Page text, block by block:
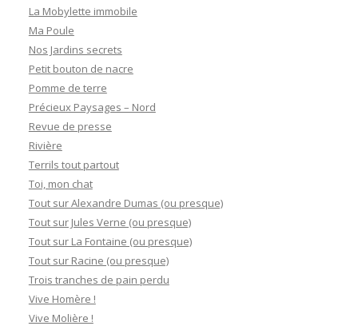
La Mobylette immobile
Ma Poule
Nos Jardins secrets
Petit bouton de nacre
Pomme de terre
Précieux Paysages – Nord
Revue de presse
Rivière
Terrils tout partout
Toi, mon chat
Tout sur Alexandre Dumas (ou presque)
Tout sur Jules Verne (ou presque)
Tout sur La Fontaine (ou presque)
Tout sur Racine (ou presque)
Trois tranches de pain perdu
Vive Homère !
Vive Molière !